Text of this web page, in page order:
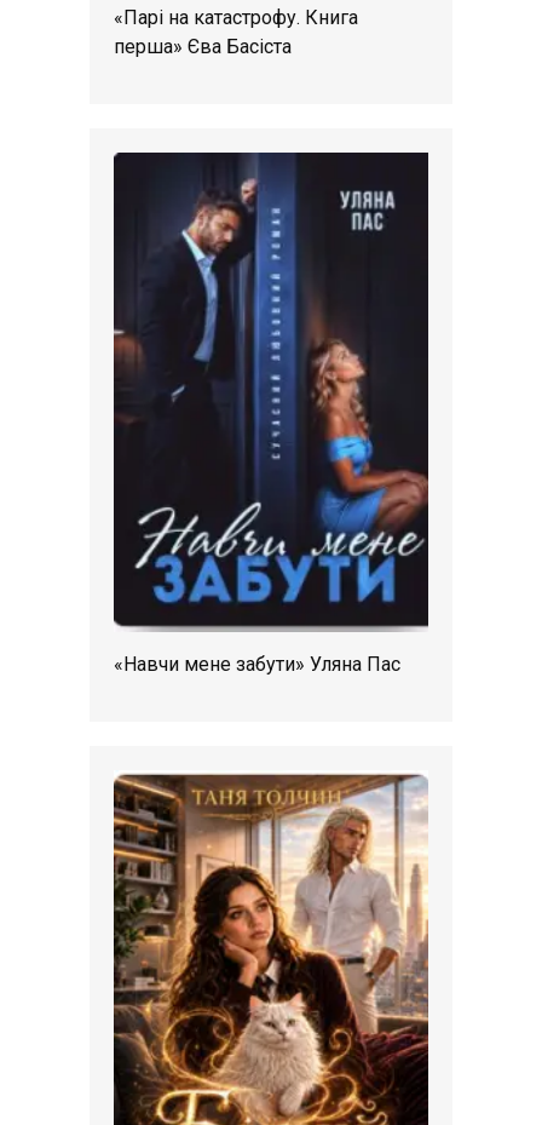
«Парі на катастрофу. Книга
перша» Єва Басіста
«Навчи мене забути» Уляна Пас